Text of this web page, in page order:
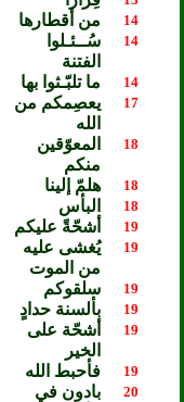
14 من أقطارها
14
سُــئـلوا
الفتنة
14 ما تلبّـثوا بها
17
يعصِمكم من
الله
18
المعوّقين
منكم
18 هلمّ إلينا
18 البأس
19 أشحّةً عليكم
19
يُغشى عليه
من الموت
19 سلقوكم
19 بألسنة حدادٍ
19
أشحّة على
الخير
19 فأحبط الله
20
بادون في